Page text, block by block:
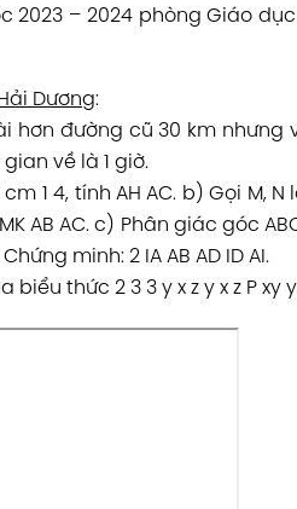
2023 – 2024 phòng Giáo
Dương:
hơn đường cũ 30 km nhưng
về là 1 giờ.
1 4, tính AH AC. b) Gọi M,
AB AC. c) Phân giác góc
minh: 2 IA AB AD ID AI.
thức 2 3 3 y x z y x z P xy